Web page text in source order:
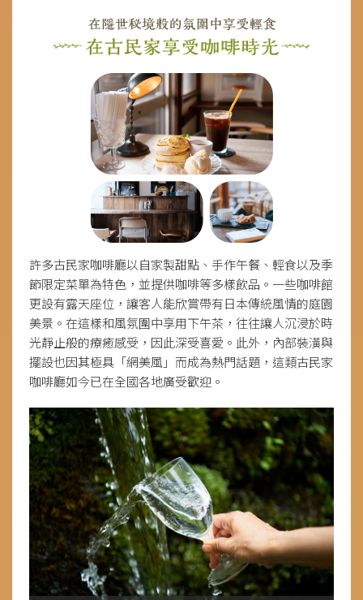
許多古民家咖啡廳以自家製甜點、手作午餐、輕食以及季
節限定菜單為特色，並提供咖啡等多樣飲品。一些咖啡館
更設有露天座位，讓客人能欣賞帶有日本傳統風情的庭園
美景。在這樣和風氛圍中享用下午茶，往往讓人沉浸於時
光靜止般的療癒感受，因此深受喜愛。此外，內部裝潢與
擺設也因其極具「網美風」而成為熱門話題，這類古民家
咖啡廳如今已在全國各地廣受歡迎。